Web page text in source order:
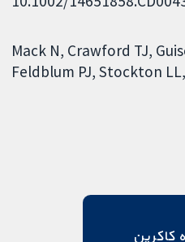
Mack N Crawford TJ
Feldblum PJ Stockton LL
کاکرین